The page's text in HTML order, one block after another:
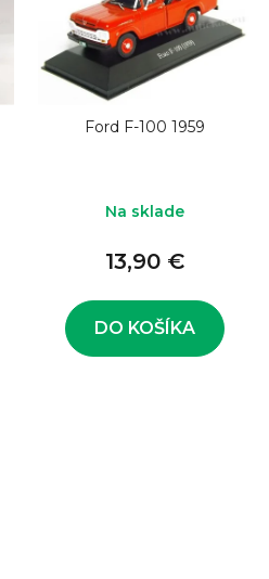
Ford F-100 1959
Na sklade
13,90 €
DO KOŠÍKA